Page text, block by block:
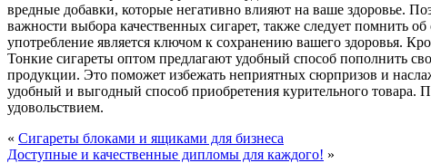
вредные добавки, которые негативно влияют на ваше здоровье.
важности выбора качественных сигарет, также следует помнить
употребление является ключом к сохранению вашего здоровья.
Тонкие сигареты оптом предлагают удобный способ пополнить
продукции. Это поможет избежать неприятных сюрпризов и
удобный и выгодный способ приобретения курительного товара.
удовольствием.
« Сигареты блоками и ящиками для бизнеса
Доступные и качественные дипломы для каждого! »